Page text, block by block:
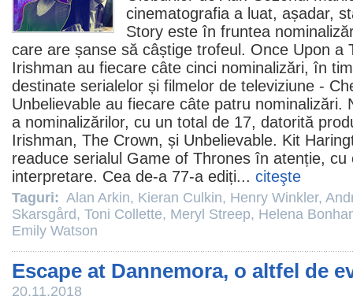
cinematografia a luat, așadar,
Story este în fruntea
care are șanse să câștige trofeul. Once Upon a
Irishman au fiecare câte cinci nominalizări, în
destinate serialelor și filmelor de televiziune -
Unbelievable au fiecare câte patru nominalizări.
a nominalizărilor, cu un total de 17, datorită
Irishman, The Crown, și Unbelievable. Kit
readuce serialul Game of Thrones în atenție, cu
interpretare. Cea de-a 77-a ediți... citeşte
Taguri: Alan Arkin, Kieran Culkin, Henry Winkler,
Skarsgård, Toni Collette, Meryl Streep, Helena
Emily Watson
Escape at Dannemora, o altfel de
20.11.2018